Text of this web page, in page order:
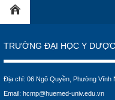
TRƯỜNG ĐẠI HỌC Y
Địa chỉ: 06 Ngô Quyền, Phường Vĩnh
Email: hcmp@huemed-univ.edu.vn